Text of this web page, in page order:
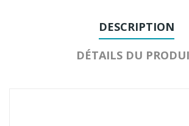
DESCRIPTION
DÉTAILS DU